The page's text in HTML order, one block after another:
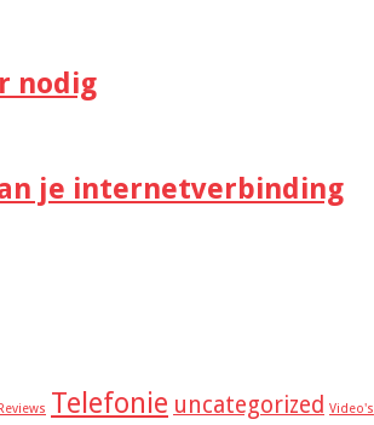
nodig
je internetverbinding
Telefonie uncategorized Video's